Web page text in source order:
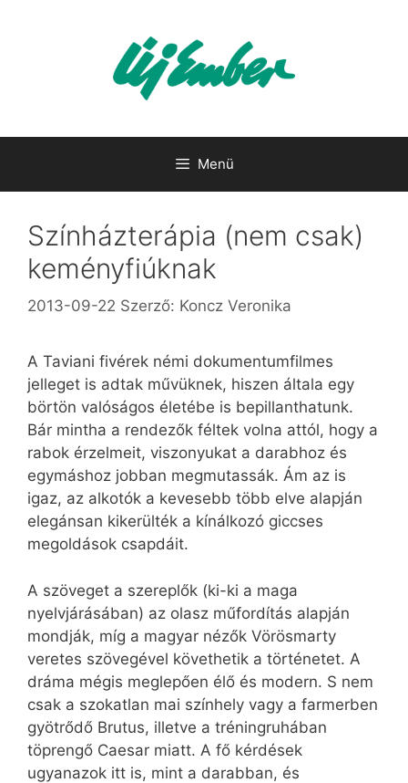
Menü
Színházterápia (nem csak)
keményfiúknak
2013-09-22 Szerző: Koncz Veronika
A Taviani fivérek némi dokumentumfilmes
jelleget is adtak művüknek, hiszen általa egy
börtön valóságos életébe is bepillanthatunk.
Bár mintha a rendezők féltek volna attól, hogy a
rabok érzelmeit, viszonyukat a darabhoz és
egymáshoz jobban megmutassák. Ám az is
igaz, az alkotók a kevesebb több elve alapján
elegánsan kikerülték a kínálkozó giccses
megoldások csapdáit.
A szöveget a szereplők (ki-ki a maga
nyelvjárásában) az olasz műfordítás alapján
mondják, míg a magyar nézők Vörösmarty
veretes szövegével követhetik a történetet. A
dráma mégis meglepően élő és modern. S nem
csak a szokatlan mai színhely vagy a farmerben
gyötrődő Brutus, illetve a tréningruhában
töprengő Caesar miatt. A fő kérdések
ugyanazok itt is, mint a darabban, és